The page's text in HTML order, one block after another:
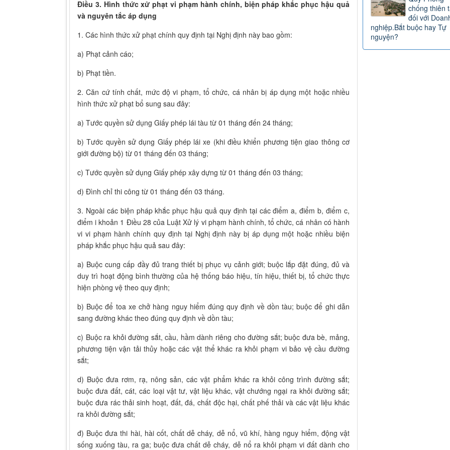
Điều 3. Hình thức xử phạt vi phạm hành chính, biện pháp khắc phục hậu quả
và nguyên tắc áp dụng
1. Các hình thức xử phạt chính quy định tại Nghị định này bao gồm:
a) Phạt cảnh cáo;
b) Phạt tiền.
2. Căn cứ tính chất, mức độ vi phạm, tổ chức, cá nhân bị áp dụng một hoặc nhiều
hình thức xử phạt bổ sung sau đây:
a) Tước quyền sử dụng Giấy phép lái tàu từ 01 tháng đến 24 tháng;
b) Tước quyền sử dụng Giấy phép lái xe (khi điều khiển phương tiện giao thông cơ
giới đường bộ) từ 01 tháng đến 03 tháng;
c) Tước quyền sử dụng Giấy phép xây dựng từ 01 tháng đến 03 tháng;
d) Đình chỉ thi công từ 01 tháng đến 03 tháng.
3. Ngoài các biện pháp khắc phục hậu quả quy định tại các điểm a, điểm b, điểm c,
điểm i khoản 1 Điều 28 của Luật Xử lý vi phạm hành chính, tổ chức, cá nhân có hành
vi vi phạm hành chính quy định tại Nghị định này bị áp dụng một hoặc nhiều biện
pháp khắc phục hậu quả sau đây:
a) Buộc cung cấp đầy đủ trang thiết bị phục vụ cảnh giới; buộc lắp đặt đúng, đủ và
duy trì hoạt động bình thường của hệ thống báo hiệu, tín hiệu, thiết bị, tổ chức thực
hiện phòng vệ theo quy định;
b) Buộc để toa xe chở hàng nguy hiểm đúng quy định về dồn tàu; buộc để ghi dẫn
sang đường khác theo đúng quy định về dồn tàu;
c) Buộc ra khỏi đường sắt, cầu, hầm dành riêng cho đường sắt; buộc đưa bè, mảng,
phương tiện vận tải thủy hoặc các vật thể khác ra khỏi phạm vi bảo vệ cầu đường
sắt;
d) Buộc đưa rơm, rạ, nông sản, các vật phẩm khác ra khỏi công trình đường sắt;
buộc đưa đất, cát, các loại vật tư, vật liệu khác, vật chướng ngại ra khỏi đường sắt;
buộc đưa rác thải sinh hoạt, đất, đá, chất độc hại, chất phế thải và các vật liệu khác
ra khỏi đường sắt;
đ) Buộc đưa thi hài, hài cốt, chất dễ cháy, dễ nổ, vũ khí, hàng nguy hiểm, động vật
sống xuống tàu, ra ga; buộc đưa chất dễ cháy, dễ nổ ra khỏi phạm vi đất dành cho
chống thiên
đối với
nghiệp.Bắt buộc hay Tự
nguyện?